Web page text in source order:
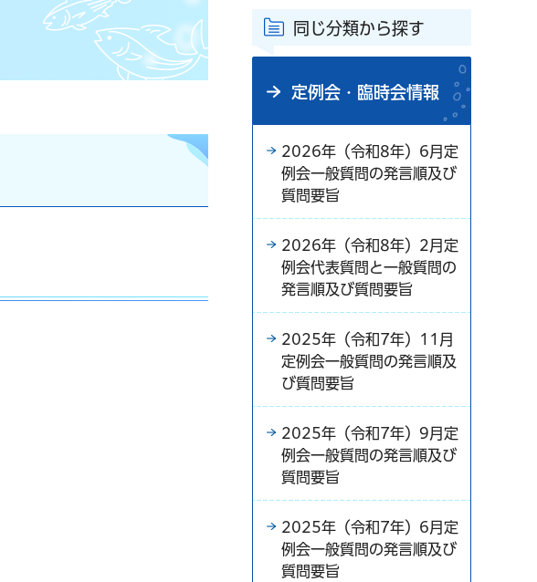
同じ分類から探す
定例会・臨時会情報
2026年（令和8年）6月定
例会一般質問の発言順及び
質問要旨
2026年（令和8年）2月定
例会代表質問と一般質問の
発言順及び質問要旨
2025年（令和7年）11月
定例会一般質問の発言順及
び質問要旨
2025年（令和7年）9月定
例会一般質問の発言順及び
質問要旨
2025年（令和7年）6月定
例会一般質問の発言順及び
質問要旨